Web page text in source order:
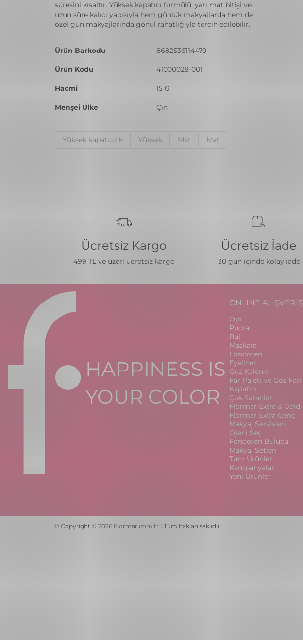
süresini kısaltır. Yüksek kapatıcı formülü, yarı mat bitişi ve
uzun süre kalıcı yapısıyla hem günlük makyajlarda hem de
özel gün makyajlarında gönül rahatlığıyla tercih edilebilir.
Ürün Barkodu 8682536114479
Ürün Kodu 41000028-001
Hacmi 15 G
Menşei Ülke Çin
Yüksek kapatıcılık Yüksek Mat Mat
Ücretsiz Kargo
499 TL ve üzeri ücretsiz kargo
Ücretsiz İade
30 gün içinde kolay iade
HAPPINESS IS
YOUR COLOR
ONLINE ALIŞVERİŞ
Oje
Pudra
Ruj
Maskara
Fondöten
Eyeliner
Göz Kalemi
Far Paleti ve Göz Farı
Kapatıcı
Çok Satanlar
Flormar Extra & Gold
Flormar Extra Genç
Makyaj Servisleri
Ojeni Seç
Fondöten Bulucu
Makyaj Setleri
Tüm Ürünler
Kampanyalar
Yeni Ürünler
© Copyright © 2026 Flormar.com.tr | Tüm hakları saklıdır